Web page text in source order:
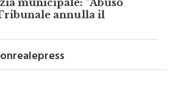
annulla il